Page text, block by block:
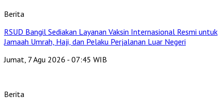
Berita
RSUD Bangil Sediakan Layanan Vaksin Internasional Resmi untuk
Jamaah Umrah, Haji, dan Pelaku Perjalanan Luar Negeri
Jumat, 7 Agu 2026 - 07:45 WIB
Berita